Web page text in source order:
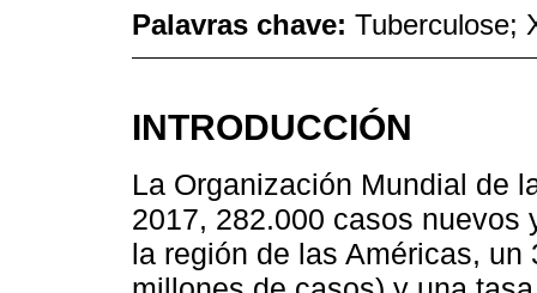
Palavras chave: Tuberculose;
INTRODUCCIÓN
La Organización Mundial de
2017, 282.000 casos nuevos
la región de las Américas,